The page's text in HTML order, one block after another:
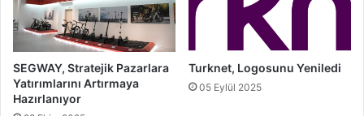
SEGWAY, Stratejik Pazarlara
Yatırımlarını Artırmaya
Hazırlanıyor
Turknet, Logosunu Yeniledi
05 Eylül 2025